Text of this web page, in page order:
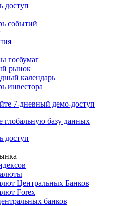
доступ
событий
госбумаг
рынок
календарь
инвестора
7-дневный демо-доступ
глобальную базу данных
доступ
Центральных Банков
Forex
банков